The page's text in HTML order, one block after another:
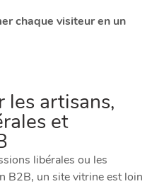
chaque visiteur en un
les artisans,
et
libérales ou les
B2B, un site vitrine est loin